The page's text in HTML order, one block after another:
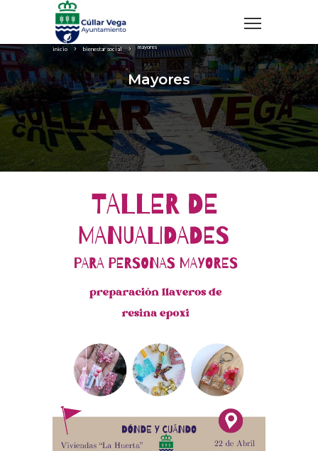
inicio bienestar social mayores
Mayores